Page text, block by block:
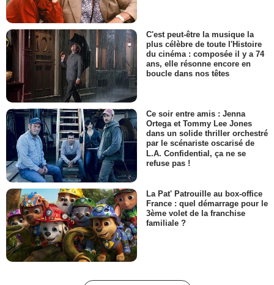
C'est peut-être la musique la
plus célèbre de toute l'Histoire
du cinéma : composée il y a 74
ans, elle résonne encore en
boucle dans nos têtes
Ce soir entre amis : Jenna
Ortega et Tommy Lee Jones
dans un solide thriller orchestré
par le scénariste oscarisé de
L.A. Confidential, ça ne se
refuse pas !
La Pat' Patrouille au box-office
France : quel démarrage pour le
3ème volet de la franchise
familiale ?